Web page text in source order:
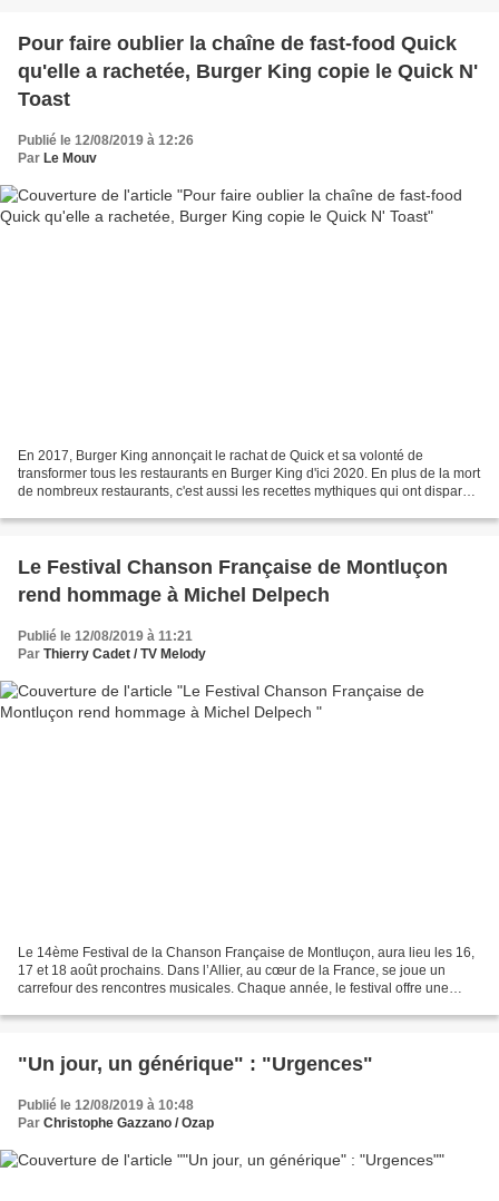
Pour faire oublier la chaîne de fast-food Quick
qu'elle a rachetée, Burger King copie le Quick N'
Toast
Publié le 12/08/2019 à 12:26
Par Le Mouv
En 2017, Burger King annonçait le rachat de Quick et sa volonté de
transformer tous les restaurants en Burger King d'ici 2020. En plus de la mort
de nombreux restaurants, c'est aussi les recettes mythiques qui ont disparu,
Le Festival Chanson Française de Montluçon
rend hommage à Michel Delpech
Publié le 12/08/2019 à 11:21
Par Thierry Cadet / TV Melody
Le 14ème Festival de la Chanson Française de Montluçon, aura lieu les 16,
17 et 18 août prochains. Dans l’Allier, au cœur de la France, se joue un
carrefour des rencontres musicales. Chaque année, le festival offre une
"Un jour, un générique" : "Urgences"
Publié le 12/08/2019 à 10:48
Par Christophe Gazzano / Ozap